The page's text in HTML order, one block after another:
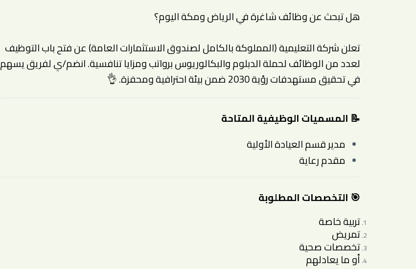
هل تبحث عن وظائف شاغرة في الرياض ومكة اليوم؟
تعلن شركة التعليمية (المملوكة بالكامل لصندوق الاستثمارات العامة) عن فتح باب التوظيف
لعدد من الوظائف لحملة الدبلوم والبكالوريوس برواتب ومزايا تنافسية. انضم/ي لفريق يسهم
في تحقيق مستهدفات رؤية 2030 ضمن بيئة احترافية ومحفزة. 👌
📝 المسميات الوظيفية المتاحة
مدير قسم العيادة الأولية
مقدم رعاية
🎯 التخصصات المطلوبة
تربية خاصة
تمريض
تخصصات صحية
أو ما يعادلهم